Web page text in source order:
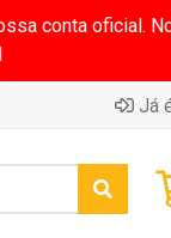
conta oficial.
Já